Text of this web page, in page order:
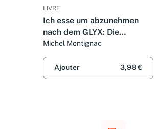
LIVRE
Ich esse um abzunehmen
nach dem GLYX: Die
Montignac-Methode für die
Frau: Die Montignac-
Methode speziell für Frauen.
Europas erfolgreichster
Michel Montignac
Ajouter 3,98 €